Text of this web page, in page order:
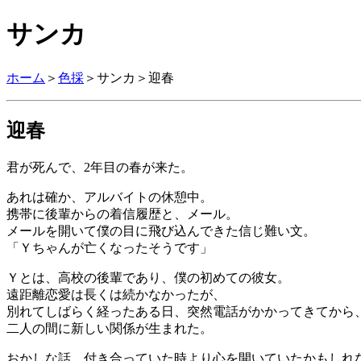
サンカ
ホーム ＞ 色採 ＞サンカ＞迎春
迎春
君が死んで、2年目の春が来た。
あれは確か、アルバイトの休憩中。
携帯に後輩からの着信履歴と、メール。
メールを開いて僕の目に飛び込んできた信じ難い文。
「Ｙちゃんが亡くなったそうです」
Ｙとは、高校の後輩であり、僕の初めての彼女。
遠距離恋愛は長くは続かなかったが、
別れてしばらく経ったある日、突然電話がかかってきてから、
二人の間に新しい関係が生まれた。
おかしな話、付き合っていた時より心を開いていたかもしれ